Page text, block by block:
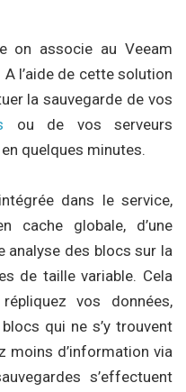
on associe au Veeam
l’aide de cette solution
la sauvegarde de vos
ou de vos serveurs
quelques minutes.
dans le service,
cache globale, d’une
analyse des blocs sur la
de taille variable. Cela
vos données,
qui ne s’y trouvent
moins d’information via
s’effectuent